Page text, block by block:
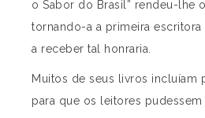
o Sabor do Brasil” rendeu-lhe
tornando-a a primeira
a receber tal honraria.
Muitos de seus livros incluíam
para que os leitores